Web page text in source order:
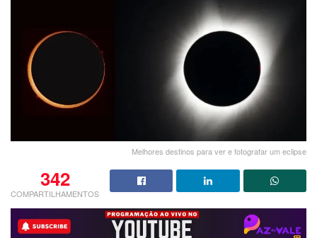
Melhores destinos para ver e fotografar um eclipse
342
COMPARTILHAMENTOS